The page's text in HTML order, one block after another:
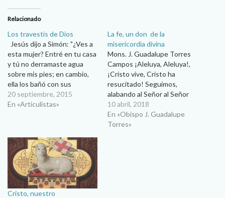
Relacionado
Los travestis de Dios
Jesús dijo a Simón: "¿Ves a
esta mujer? Entré en tu casa
y tú no derramaste agua
sobre mis pies; en cambio,
ella los bañó con sus
lágrimas y los secó con sus
cabellos. (Lc 7,44) Mónica
un…
20 septiembre, 2015
En «Articulistas»
La fe, un don de la
misericordia divina
Mons. J. Guadalupe Torres
Campos ¡Aleluya, Aleluya!,
¡Cristo vive, Cristo ha
resucitado! Seguimos,
alabando al Señor al Señor
en esta hermosa Pascua de
Resurrección. Este segundo
domingo de Pascua está
10 abril, 2018
En «Obispo J. Guadalupe
Torres»
Cristo, nuestro